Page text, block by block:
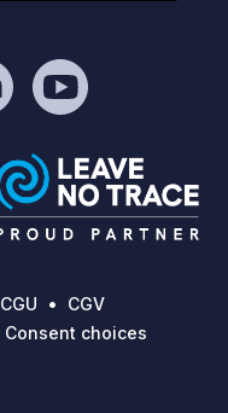
CGU
CGV
Consent choices